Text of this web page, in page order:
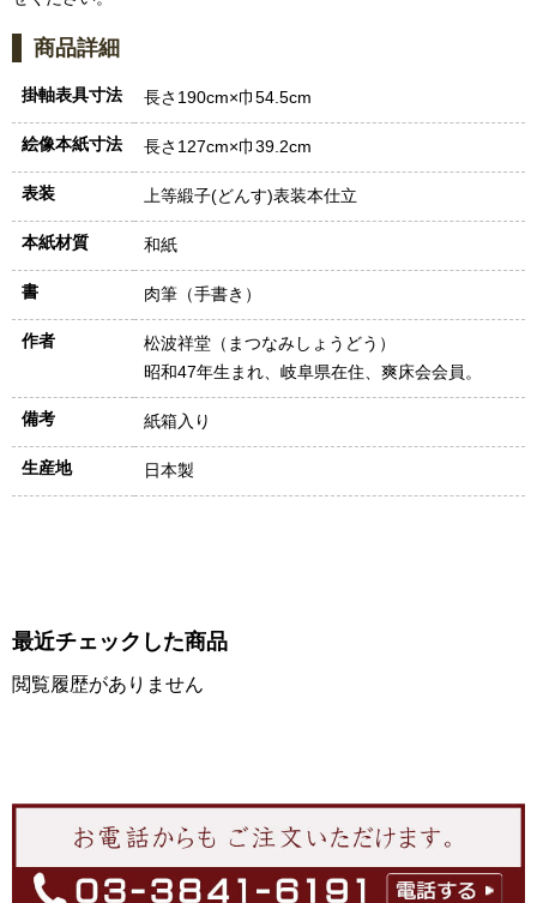
商品詳細
掛軸表具寸法 長さ190cm×巾54.5cm
絵像本紙寸法 長さ127cm×巾39.2cm
表装 上等緞子(どんす)表装本仕立
本紙材質 和紙
書 肉筆（手書き）
作者
松波祥堂（まつなみしょうどう）
昭和47年生まれ、岐阜県在住、爽床会会員。
備考 紙箱入り
生産地 日本製
最近チェックした商品
閲覧履歴がありません